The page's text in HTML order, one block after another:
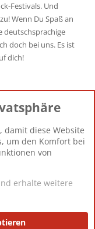
Festivals. Und
Wenn Du Spaß an
deutschsprachige
doch bei uns. Es ist
dich!
12.427
Berlin
Impressum
damit diese Website
um den Komfort bei
von
erhalte weitere